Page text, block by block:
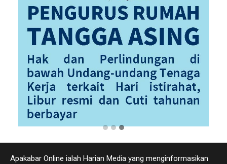
Apakabar Online ialah Harian Media yang menginformasikan